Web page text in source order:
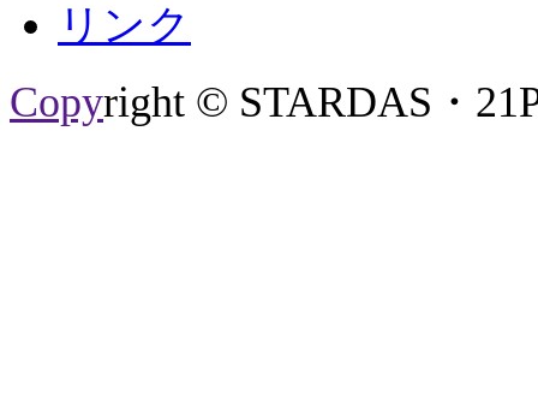
リンク
Copyright © STARDAS・